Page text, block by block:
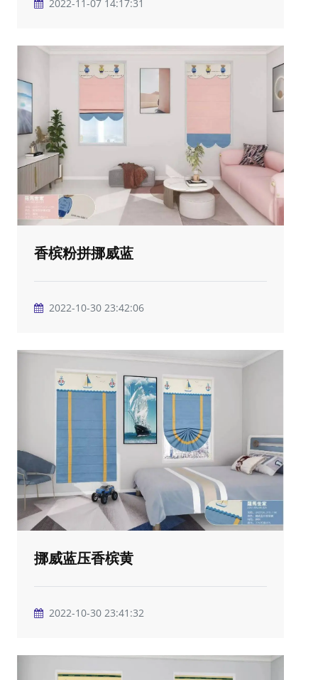
2022-11-07 14:17:31
香槟粉拼挪威蓝
2022-10-30 23:42:06
挪威蓝压香槟黄
2022-10-30 23:41:32